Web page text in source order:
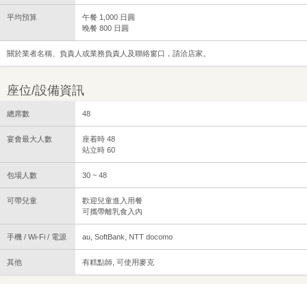
平均預算
午餐 1,000 日圓
晚餐 800 日圓
關於業者名稱、負責人或業務負責人及聯絡窗口，請洽店家。
座位/設備資訊
總席數 48
宴會最大人數
座着時 48
站立時 60
包場人數 30 ~ 48
可帶兒童
歡迎兒童進入用餐
可攜帶離乳食入內
手機 / Wi-Fi / 電源 au, SoftBank, NTT docomo
其他 有糕點師, 可使用麥克